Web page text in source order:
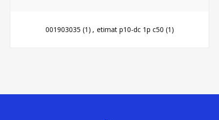
001903035 (1) , etimat p10-dc 1p c50 (1)